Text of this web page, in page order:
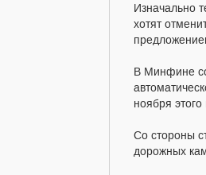
Изначально
хотят
В Минфине
ноября этого
Со стороны
дорожных